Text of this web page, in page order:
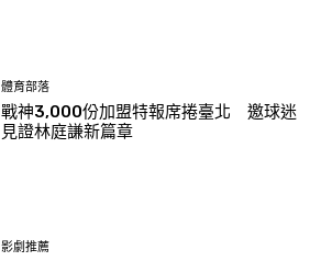
體育部落
戰神3,000份加盟特報席捲臺北 邀球迷
見證林庭謙新篇章
影劇推薦